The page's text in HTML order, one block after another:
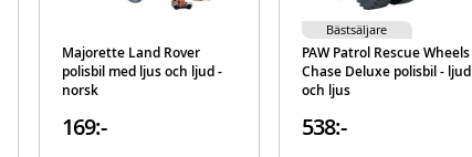
Majorette Land Rover
polisbil med ljus och ljud -
norsk
169:-
PAW Patrol Rescue Wheels
Chase Deluxe polisbil - ljud
och ljus
538:-
Bästsäljare